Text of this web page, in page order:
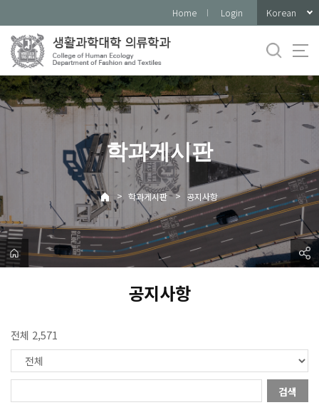
로
메
뉴
Home Login Korean
학과게시판
> 학과게시판 > 공지사항
공지사항
전체 2,571
검색